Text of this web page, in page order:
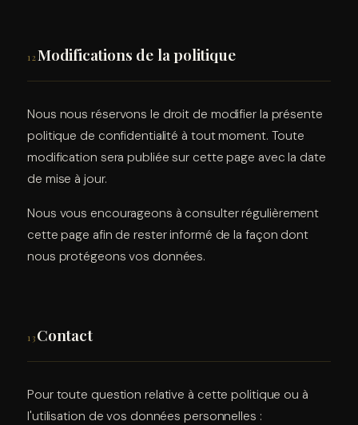
12Modifications de la politique
Nous nous réservons le droit de modifier la présente
politique de confidentialité à tout moment. Toute
modification sera publiée sur cette page avec la date
de mise à jour.
Nous vous encourageons à consulter régulièrement
cette page afin de rester informé de la façon dont
nous protégeons vos données.
13 Contact
Pour toute question relative à cette politique ou à
l'utilisation de vos données personnelles :